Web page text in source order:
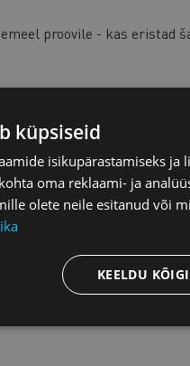
proovile - kas eristad
saavad
tasuta. Kui sinu ettevõte
küpsiseid
isikupärastamiseks ja
oma reklaami- ja
olete neile esitanud või
KEELDU